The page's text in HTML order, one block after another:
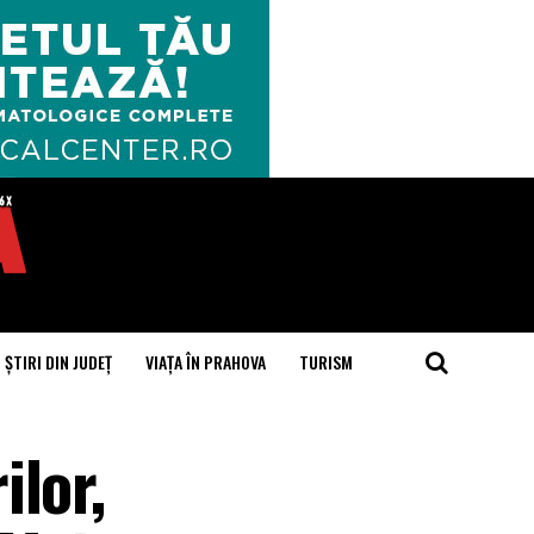
ȘTIRI DIN JUDEȚ VIAȚA ÎN PRAHOVA TURISM